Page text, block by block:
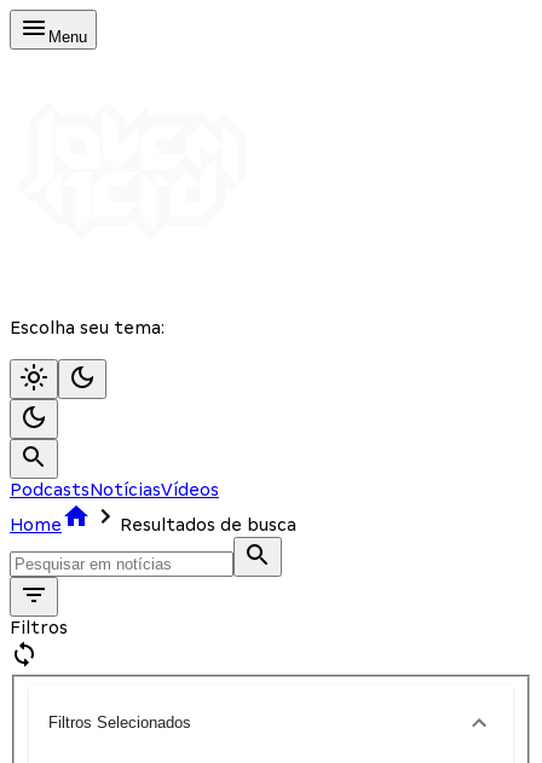
Menu
Escolha seu tema:
PodcastsNotíciasVídeos
Home
Resultados de busca
Filtros
Filtros Selecionados